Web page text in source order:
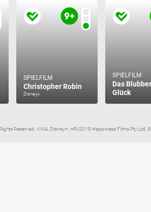
SPIELFILM
Christopher Robin
Disney+
SPIELFILM
Das
Glück
Reserved., KIKA, Disney+, HR/2019 Happiness Films Pty